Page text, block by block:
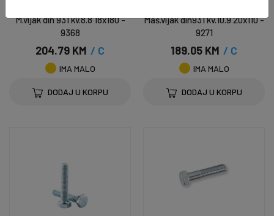
M.vijak din 931 kv.8.8 18x180 -
9368
204.79 KM / C
IMA MALO
DODAJ U KORPU
Maš.vijak din931 kv.10.9 20x110 -
9271
189.05 KM / C
IMA MALO
DODAJ U KORPU